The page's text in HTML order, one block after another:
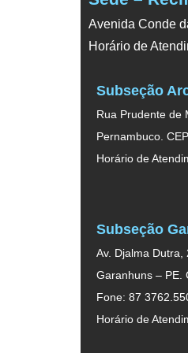
Avenida Conde
Horário de
Subseção
Rua Prudente de
Pernambuco.
Horário de
Subseção
Av. Djalma Dutra,
Garanhuns – PE.
Fone: 87
Horário de